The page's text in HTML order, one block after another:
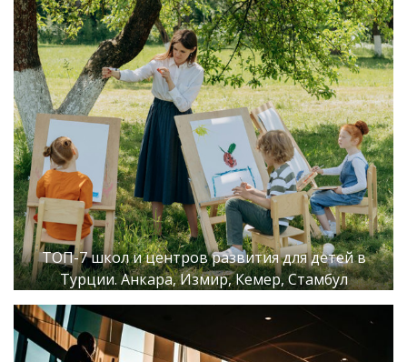
ТОП-7 школ и центров развития для детей в
Турции. Анкара, Измир, Кемер, Стамбул